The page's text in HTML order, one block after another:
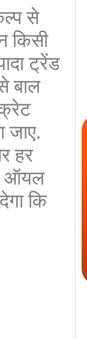
से
किसी
ट्रेंड
बाल
जाए.
हर
ऑयल
कि